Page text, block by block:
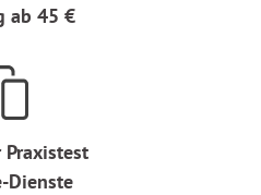
ab 45 €
Praxistest
Dienste